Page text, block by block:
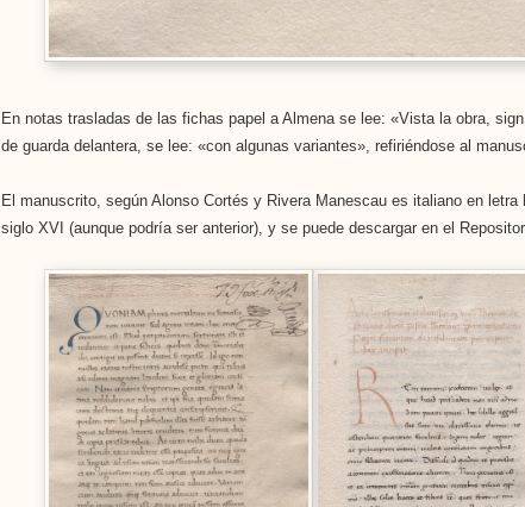
En notas trasladas de las fichas papel a Almena se lee: «Vista la obra,
de guarda delantera, se lee: «con algunas variantes», refiriéndose al
El manuscrito, según Alonso Cortés y Rivera Manescau es italiano en letra
siglo XVI (aunque podría ser anterior), y se puede descargar en el